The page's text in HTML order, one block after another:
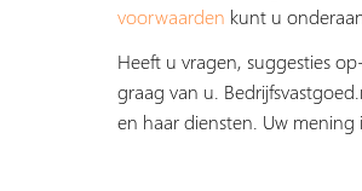
voorwaarden kunt u
Heeft u vragen, suggesties
graag van u.
en haar diensten. Uw mening